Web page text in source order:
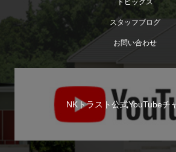
トピックス
スタッフブログ
お問い合わせ
NKトラスト公式YouTubeチ